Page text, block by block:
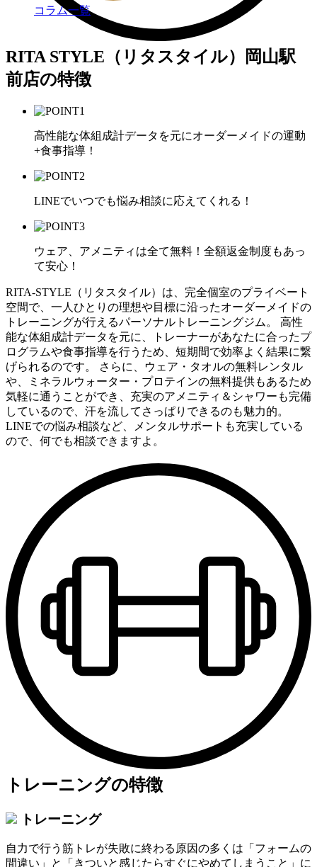
コラム一覧
RITA STYLE（リタスタイル）岡山駅
前店の特徴
高性能な体組成計データを元にオーダーメイドの運動
+食事指導！
LINEでいつでも悩み相談に応えてくれる！
ウェア、アメニティは全て無料！全額返金制度もあっ
て安心！
RITA-STYLE（リタスタイル）は、完全個室のプライベート
空間で、一人ひとりの理想や目標に沿ったオーダーメイドの
トレーニングが行えるパーソナルトレーニングジム。 高性
能な体組成計データを元に、トレーナーがあなたに合ったプ
ログラムや食事指導を行うため、短期間で効率よく結果に繋
げられるのです。 さらに、ウェア・タオルの無料レンタル
や、ミネラルウォーター・プロテインの無料提供もあるため
気軽に通うことができ、充実のアメニティ＆シャワーも完備
しているので、汗を流してさっぱりできるのも魅力的。
LINEでの悩み相談など、メンタルサポートも充実している
ので、何でも相談できますよ。
トレーニングの特徴
トレーニング
自力で行う筋トレが失敗に終わる原因の多くは「フォームの
間違い」と「きついと感じたらすぐにやめてしまうこと」に